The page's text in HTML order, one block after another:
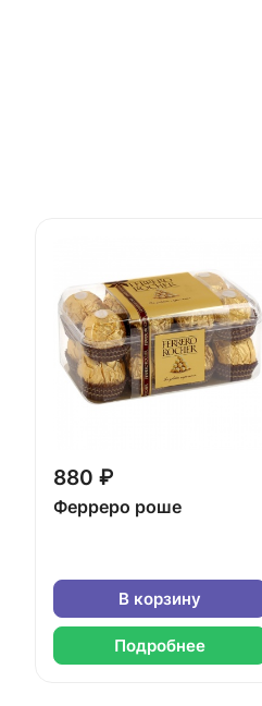
880 ₽
Ферреро роше
В корзину
Подробнее